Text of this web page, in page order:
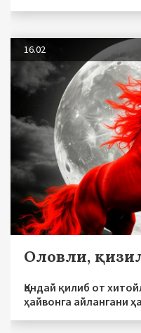
16.02
Оловли,
Қандай қилиб от
ҳайвонга айлангани